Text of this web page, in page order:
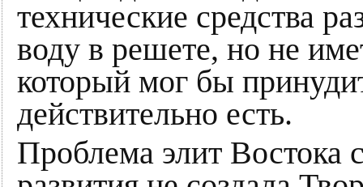
технические средства
воду в решете, но не
который мог бы
действительно есть.
Проблема элит Востока